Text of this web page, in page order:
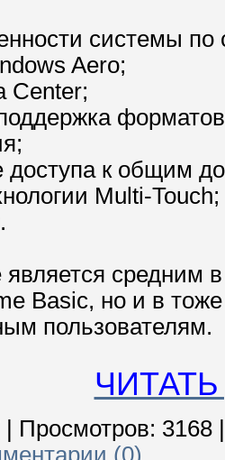
системы
Aero;
Center;
доступа к общим
Multi-Touch;
средним
Basic, но и в
пользователям.
Просмотров: 3168
(0)